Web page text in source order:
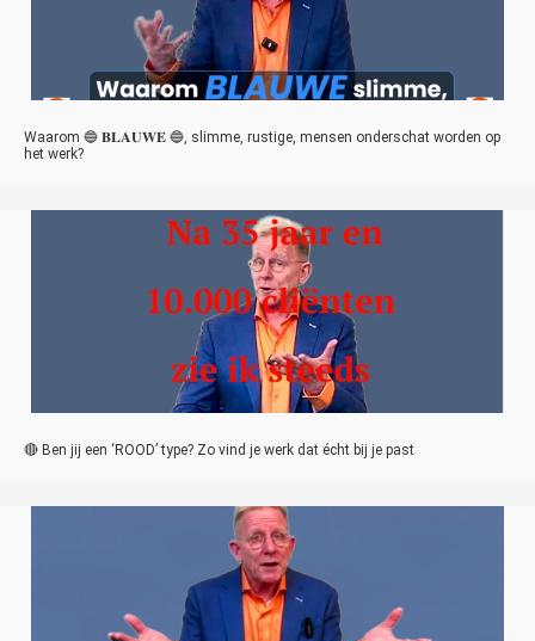
Waarom 🔵 𝐁𝐋𝐀𝐔𝐖𝐄 🔵, slimme, rustige, mensen onderschat worden op
het werk?
🔴 Ben jij een ‘ROOD’ type? Zo vind je werk dat écht bij je past